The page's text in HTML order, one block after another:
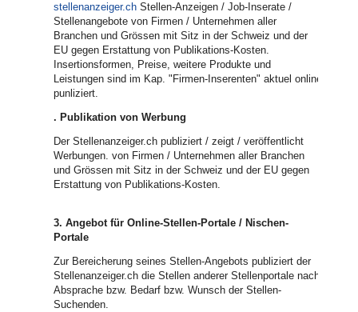
stellenanzeiger.ch Stellen-Anzeigen / Job-Inserate /
Stellenangebote von Firmen / Unternehmen aller
Branchen und Grössen mit Sitz in der Schweiz und der
EU gegen Erstattung von Publikations-Kosten.
Insertionsformen, Preise, weitere Produkte und
Leistungen sind im Kap. "Firmen-Inserenten" aktuel online
punliziert.
. Publikation von Werbung
Der Stellenanzeiger.ch publiziert / zeigt / veröffentlicht
Werbungen. von Firmen / Unternehmen aller Branchen
und Grössen mit Sitz in der Schweiz und der EU gegen
Erstattung von Publikations-Kosten.
3. Angebot für Online-Stellen-Portale / Nischen-
Portale
Zur Bereicherung seines Stellen-Angebots publiziert der
Stellenanzeiger.ch die Stellen anderer Stellenportale nach
Absprache bzw. Bedarf bzw. Wunsch der Stellen-
Suchenden.